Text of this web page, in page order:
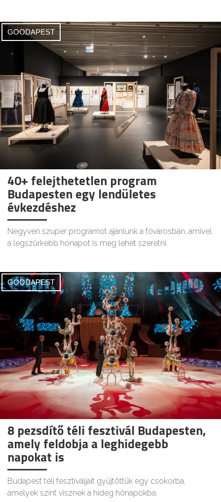
GOODAPEST
40+ felejthetetlen program
Budapesten egy lendületes
évkezdéshez
Negyven szuper programot ajánlunk a fővárosban, amivel
a legszürkébb hónapot is meg lehet szeretni.
GOODAPEST
8 pezsdítő téli fesztivál Budapesten,
amely feldobja a leghidegebb
napokat is
Budapest téli fesztiváljait gyűjtöttük egy csokorba,
amelyek színt visznek a hideg hónapokba.